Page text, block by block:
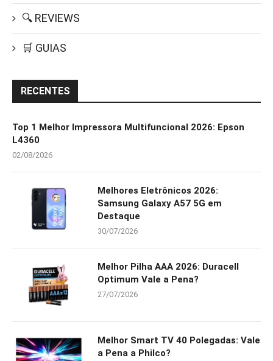
🔍 REVIEWS
🛒 GUIAS
RECENTES
Top 1 Melhor Impressora Multifuncional 2026: Epson
L4360
02/08/2026
Melhores Eletrônicos 2026:
Samsung Galaxy A57 5G em
Destaque
30/07/2026
Melhor Pilha AAA 2026: Duracell
Optimum Vale a Pena?
27/07/2026
Melhor Smart TV 40 Polegadas: Vale
a Pena a Philco?